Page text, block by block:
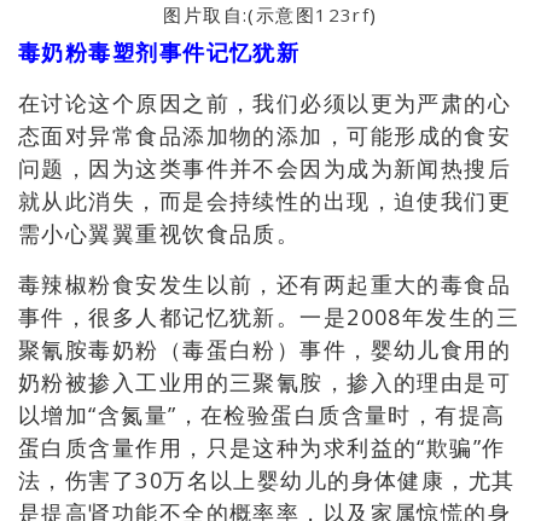
图片取自:(示意图123rf)
毒奶粉毒塑剂事件记忆犹新
在讨论这个原因之前，我们必须以更为严肃的心
态面对异常食品添加物的添加 ，可能形成的食安
问题，因为这类事件并不会因为成为新闻热搜后
就从此消失，而是会持续性的出现，迫使我们更
需小心翼翼重视饮食品质。
毒辣椒粉食安发生以前，还有两起重大的毒食品
事件，很多人都记忆犹新。一是2008年发生的三
聚氰胺毒奶粉（毒蛋白粉）事件，婴幼儿食用的
奶粉被掺入工业用的三聚氰胺，掺入的理由是可
以增加“含氮量”，在检验蛋白质含量时，有提高
蛋白质含量作用，只是这种为求利益的“欺骗”作
法，伤害了30万名以上婴幼儿的身体健康，尤其
是提高肾功能不全的概率率，以及家属惊慌的身